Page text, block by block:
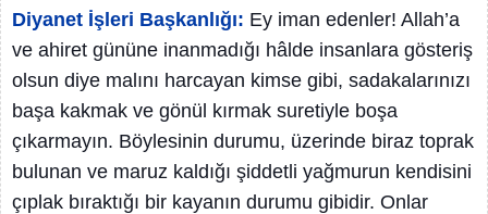
Diyanet İşleri Başkanlığı: Ey iman edenler! Allah’a
ve ahiret gününe inanmadığı hâlde insanlara gösteriş
olsun diye malını harcayan kimse gibi, sadakalarınızı
başa kakmak ve gönül kırmak suretiyle boşa
çıkarmayın. Böylesinin durumu, üzerinde biraz toprak
bulunan ve maruz kaldığı şiddetli yağmurun kendisini
çıplak bıraktığı bir kayanın durumu gibidir. Onlar